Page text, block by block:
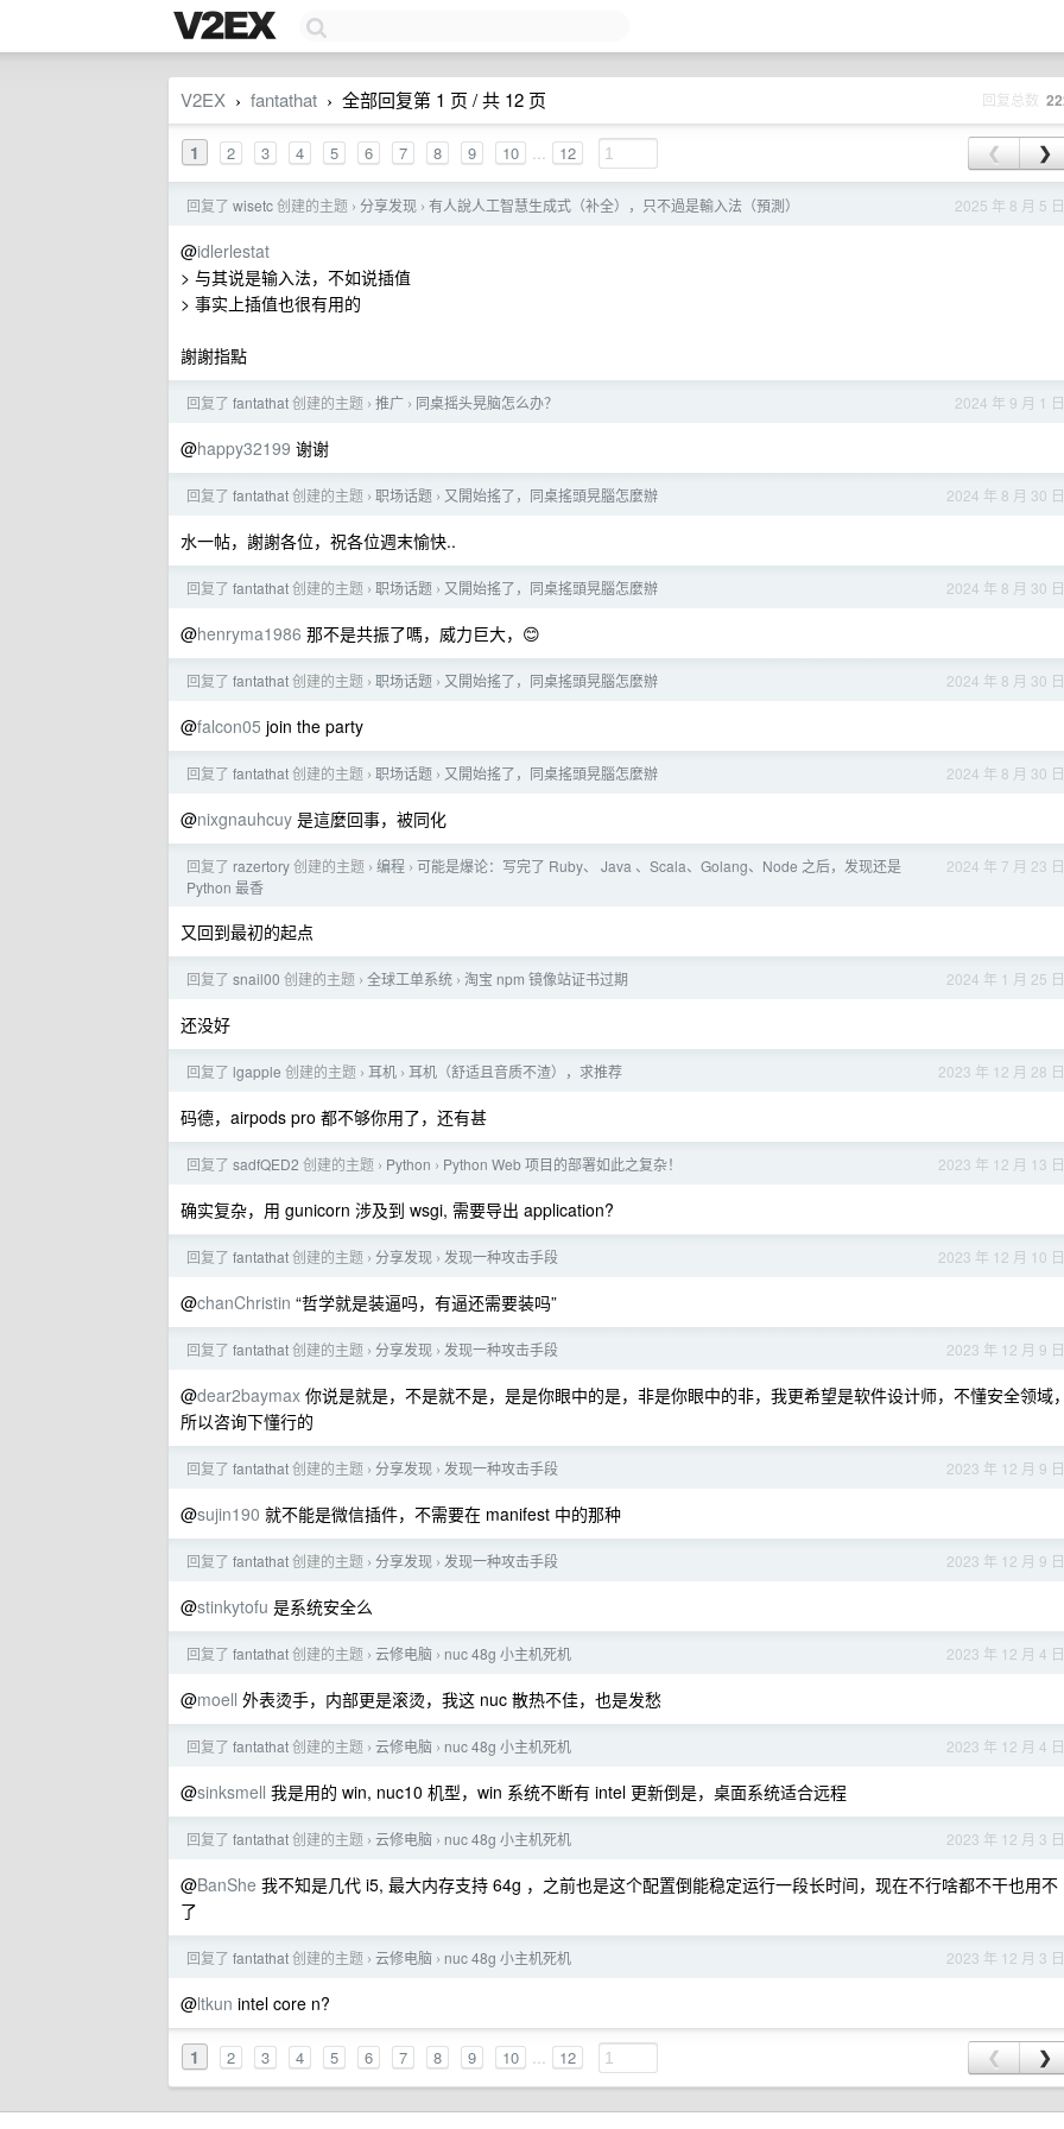
V2EX › fantathat › 全部回复第 1 页 / 共 12 页 回复总数
1 2 3 4 5 6 7 8 9 10 ... 12 ❮ ❯
2025 年 8 月 5 日
回复了 wisetc创建的主题 › 分享发现 › 有人說人工智慧生成式（补全），只不過是輸入法（預測）
@idlerlestat
> 与其说是输入法，不如说插值
> 事实上插值也很有用的
謝謝指點
2024 年 9 月 1 日
回复了 fantathat创建的主题 › 推广 › 同桌摇头晃脑怎么办？
@happy32199 谢谢
2024 年 8 月 30 日
回复了 fantathat创建的主题 › 职场话题 › 又開始搖了，同桌搖頭晃腦怎麼辦
水一帖，謝謝各位，祝各位週末愉快..
2024 年 8 月 30 日
回复了 fantathat创建的主题 › 职场话题 › 又開始搖了，同桌搖頭晃腦怎麼辦
@henryma1986 那不是共振了嗎，威力巨大，😊
2024 年 8 月 30 日
回复了 fantathat创建的主题 › 职场话题 › 又開始搖了，同桌搖頭晃腦怎麼辦
@falcon05 join the party
2024 年 8 月 30 日
回复了 fantathat创建的主题 › 职场话题 › 又開始搖了，同桌搖頭晃腦怎麼辦
@nixgnauhcuy 是這麼回事，被同化
2024 年 7 月 23 日
回复了 razertory创建的主题 › 编程 › 可能是爆论：写完了 Ruby、 Java 、Scala、Golang、Node 之后，发现还是
Python 最香
又回到最初的起点
2024 年 1 月 25 日
回复了 snail00 创建的主题 › 全球工单系统 › 淘宝 npm 镜像站证书过期
还没好
2023 年 12 月 28 日
回复了 lgapple 创建的主题 › 耳机 › 耳机（舒适且音质不渣），求推荐
码德，airpods pro 都不够你用了，还有甚
2023 年 12 月 13 日
回复了 sadfQED2 创建的主题 › Python › Python Web 项目的部署如此之复杂！
确实复杂，用 gunicorn 涉及到 wsgi, 需要导出 application?
2023 年 12 月 10 日
回复了 fantathat创建的主题 › 分享发现 › 发现一种攻击手段
@chanChristin “哲学就是装逼吗，有逼还需要装吗”
2023 年 12 月 9 日
回复了 fantathat创建的主题 › 分享发现 › 发现一种攻击手段
@dear2baymax 你说是就是，不是就不是，是是你眼中的是，非是你眼中的非，我更希望是软件设计师，不懂安全领域，
所以咨询下懂行的
2023 年 12 月 9 日
回复了 fantathat创建的主题 › 分享发现 › 发现一种攻击手段
@sujin190 就不能是微信插件，不需要在 manifest 中的那种
2023 年 12 月 9 日
回复了 fantathat创建的主题 › 分享发现 › 发现一种攻击手段
@stinkytofu 是系统安全么
2023 年 12 月 4 日
回复了 fantathat创建的主题 › 云修电脑 › nuc 48g 小主机死机
@moell 外表烫手，内部更是滚烫，我这 nuc 散热不佳，也是发愁
2023 年 12 月 4 日
回复了 fantathat创建的主题 › 云修电脑 › nuc 48g 小主机死机
@sinksmell 我是用的 win, nuc10 机型，win 系统不断有 intel 更新倒是，桌面系统适合远程
2023 年 12 月 3 日
回复了 fantathat创建的主题 › 云修电脑 › nuc 48g 小主机死机
@BanShe 我不知是几代 i5, 最大内存支持 64g ，之前也是这个配置倒能稳定运行一段长时间，现在不行啥都不干也用不
了
2023 年 12 月 3 日
回复了 fantathat创建的主题 › 云修电脑 › nuc 48g 小主机死机
@ltkun intel core n?
1 2 3 4 5 6 7 8 9 10 ... 12 ❮ ❯